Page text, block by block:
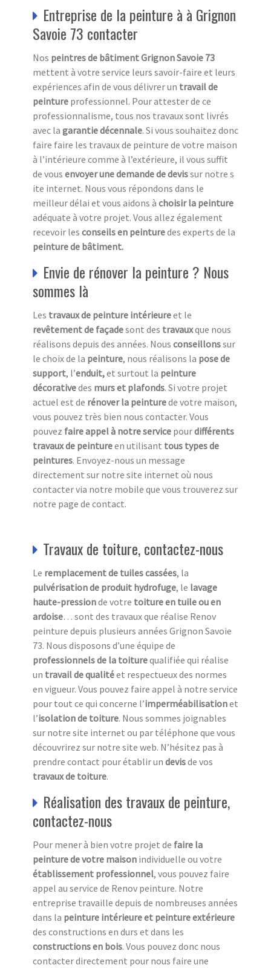
Entreprise de la peinture à à Grignon
Savoie 73 contacter
Nos peintres de bâtiment Grignon Savoie 73
mettent à votre service leurs savoir-faire et leurs
expériences afin de vous délivrer un travail de
peinture professionnel. Pour attester de ce
professionnalisme, tous nos travaux sont livrés
avec la garantie décennale. Si vous souhaitez donc
faire faire les travaux de peinture de votre maison
à l’intérieure comme à l’extérieure, il vous suffit
de vous envoyer une demande de devissur notre s
ite internet. Nous vous répondons dans le
meilleur délai et vous aidons à choisir la peinture
adéquate à votre projet. Vous allez également
recevoir les conseils en peinturedes experts de la
peinture de bâtiment.
Envie de rénover la peinture ? Nous
sommes là
Les travaux de peinture intérieureet le
revêtement de façadesont des travauxque nous
réalisons depuis des années. Nous conseillonssur
le choix de la peinture, nous réalisons la pose de
support, l’enduit,et surtout la peinture
décorativedes murs et plafonds. Si votre projet
actuel est de rénover la peinturede votre maison,
vous pouvez très bien nous contacter. Vous
pouvez faire appel à notre service pourdifférents
travaux de peintureen utilisant tous types de
peintures. Envoyez-nous un message
directement sur notre site internet où nous
contacter via notre mobile que vous trouverez sur
notre page de contact.
Travaux de toiture, contactez-nous
Le remplacement de tuiles cassées, la
pulvérisation de produit hydrofuge, le lavage
haute-pressionde votre toiture en tuile ou en
ardoise… sont des travaux que réalise Renov
peinture depuis plusieurs années Grignon Savoie
73. Nous disposons d’une équipe de
professionnels de la toiturequalifiée qui réalise
un travail de qualitéet respectueux des normes
en vigueur. Vous pouvez faire appel à notre service
pour tout ce qui concerne l’imperméabilisationet
l’isolationde toiture. Nous sommes joignables
sur notre site internet ou par téléphone que vous
découvrirez sur notre site web. N’hésitez pas à
prendre contact pour établir un devisde vos
travaux de toiture.
Réalisation des travaux de peinture,
contactez-nous
Pour mener à bien votre projet de faire la
peinture de votre maison individuelle ou votre
établissement professionnel, vous pouvez faire
appel au service de Renov peinture. Notre
entreprise travaille depuis de nombreuses années
dans la peinture intérieure et peinture extérieure
des constructions en durs et dans les
constructions en bois. Vous pouvez donc nous
contacter directement pour nous faire une